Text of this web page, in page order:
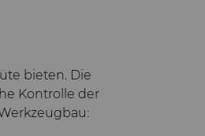
bieten. Die
Kontrolle der